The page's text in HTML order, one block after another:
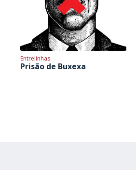
Entrelinhas
Prisão de Buxexa